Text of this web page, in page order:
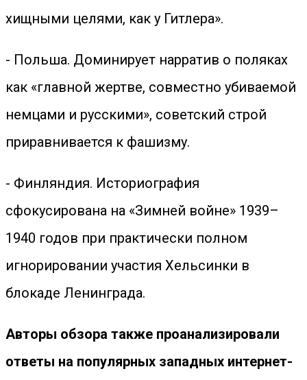
хищными целями, как у Гитлера».
- Польша. Доминирует нарратив о поляках
как «главной жертве, совместно убиваемой
немцами и русскими», советский строй
приравнивается к фашизму.
- Финляндия. Историография
сфокусирована на «Зимней войне» 1939–
1940 годов при практически полном
игнорировании участия Хельсинки в
блокаде Ленинграда.
Авторы обзора также проанализировали
ответы на популярных западных интернет-